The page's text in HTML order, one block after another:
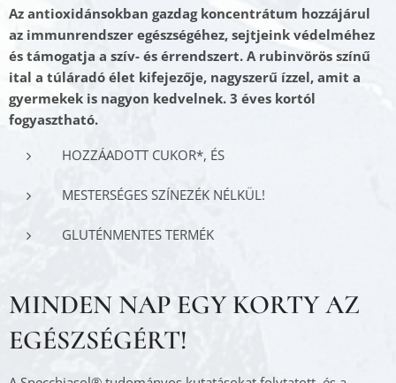
Az antioxidánsokban gazdag koncentrátum hozzájárul
az immunrendszer egészségéhez, sejtjeink védelméhez
és támogatja a szív- és érrendszert. A rubinvörös színű
ital a túláradó élet kifejezője, nagyszerű ízzel, amit a
gyermekek is nagyon kedvelnek. 3 éves kortól
fogyasztható.
HOZZÁADOTT CUKOR*, ÉS
MESTERSÉGES SZÍNEZÉK NÉLKÜL!
GLUTÉNMENTES TERMÉK
MINDEN NAP EGY KORTY AZ
EGÉSZSÉGÉRT!